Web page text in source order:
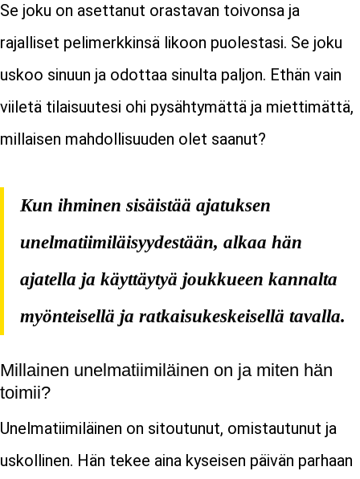
Se joku on asettanut orastavan toivonsa ja
rajalliset pelimerkkinsä likoon puolestasi. Se joku
uskoo sinuun ja odottaa sinulta paljon. Ethän vain
viiletä tilaisuutesi ohi pysähtymättä ja miettimättä,
millaisen mahdollisuuden olet saanut?
Kun ihminen sisäistää ajatuksen
unelmatiimiläisyydestään, alkaa hän
ajatella ja käyttäytyä joukkueen kannalta
myönteisellä ja ratkaisukeskeisellä tavalla.
Millainen unelmatiimiläinen on ja miten hän
toimii?
Unelmatiimiläinen on sitoutunut, omistautunut ja
uskollinen. Hän tekee aina kyseisen päivän parhaan